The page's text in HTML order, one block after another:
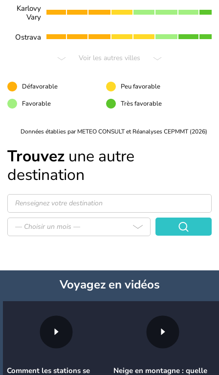
Karlovy
Vary
Ostrava
Voir les autres villes
Défavorable
Peu favorable
Favorable
Très favorable
Données établies par METEO CONSULT et Réanalyses CEPMMT (2026)
Trouvez une autre
destination
— Choisir un mois —
Voyagezen vidéos
Comment les stations se
Neige en montagne : quelle